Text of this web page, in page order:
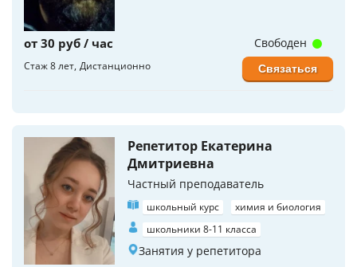
от 30 руб / час
Стаж 8 лет Дистанционно
Свободен
Связаться
Репетитор Екатерина
Дмитриевна
Частный преподаватель
школьный курс
химия и биология
школьники 8-11 класса
Занятия у репетитора